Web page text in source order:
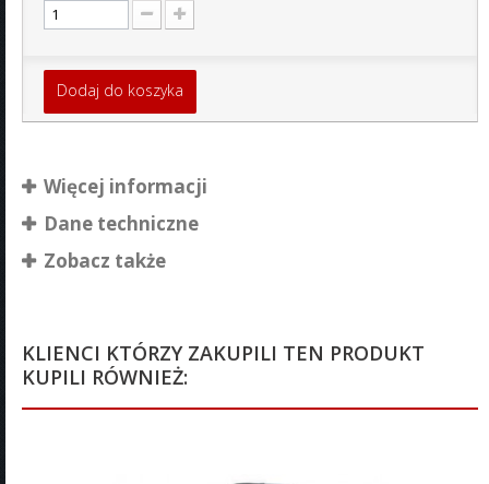
Dodaj do koszyka
Więcej informacji
Dane techniczne
Zobacz także
KLIENCI KTÓRZY ZAKUPILI TEN PRODUKT
KUPILI RÓWNIEŻ: